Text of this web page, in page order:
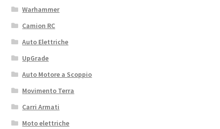
Warhammer
Camion RC
Auto Elettriche
UpGrade
Auto Motore a Scoppio
Movimento Terra
Carri Armati
Moto elettriche